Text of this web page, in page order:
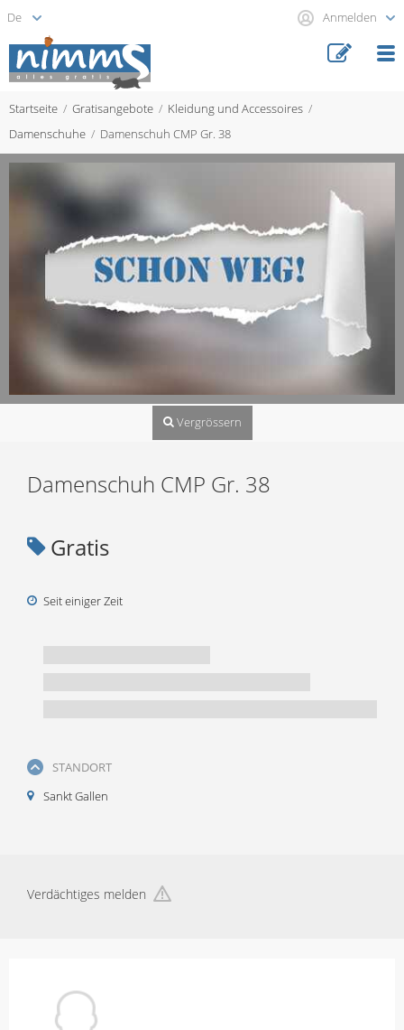
Anmelden
Startseite Gratisangebote
Kleidung und Accessoires
Damenschuhe
Damenschuh CMP Gr. 38
Vergrössern
Damenschuh CMP Gr. 38
Gratis
Seit einiger Zeit
STANDORT
Sankt Gallen
Verdächtiges melden